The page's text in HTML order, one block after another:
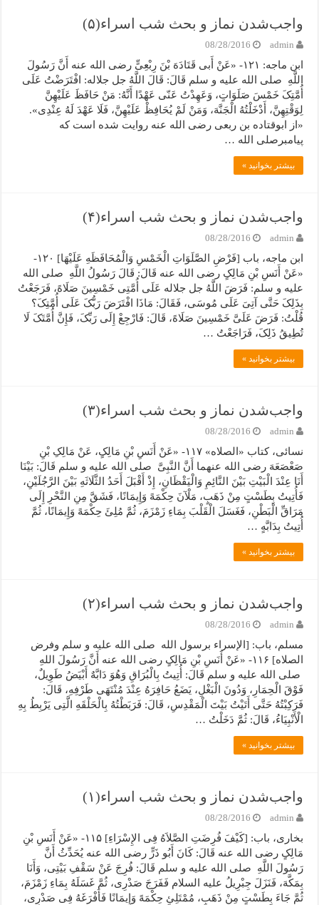
واجب‌شدن نماز و بحث شب اسراء(۵)
admin
08/28/2016
ابن ماجه: ۱۲۱- «عَنْ أَبی قَتَادَهَ بْنَ رِبْعِیٍّ رضی الله عنه أَنَّ رَسُولَ
اللَّهِ صلی الله علیه و سلم قَالَ: قَالَ اللَّهُ جل جلاله: افْتَرَضْتُ عَلَى
أُمَّتِکَ خَمْسَ صَلَوَاتٍ، وَعَهِدْتُ عَنّی عَهْدًا أَنَّهُ: مَنْ حَافَظَ عَلَیْهِنَّ
لِوَقْتِهِنَّ، أَدْخَلْتُهُ الْجَنَّهَ، وَمَنْ لَمْ یُحَافِظْ عَلَیْهِنَّ، فَلَا عَهْدَ لَهُ عِنْدِی».
«از ابوقتاده بن ربعی رضی الله عنه روایت شده است که
پیامبرصلی الله …
بیشتر بخوانید »
واجب‌شدن نماز و بحث شب اسراء(۴)
admin
08/28/2016
ابن ماجه، باب [فَرْضِ الصَّلَوَاتِ الْخَمْسِ وَالْمُحَافَظَهِ عَلَیْهَا] ۱۲۰-
«عَنْ أَنَسِ بْنِ مَالِکٍ رضی الله عنه قَالَ: قَالَ رَسُولُ اللَّهِ صلی الله
علیه و سلم: فَرَضَ اللَّهُ جل جلاله عَلَى أُمَّتِی خَمْسِینَ صَلَاهً، فَرَجَعْتُ
بِذَلِکَ حَتَّى آتِیَ عَلَى مُوسَى، فَقَالَ: مَاذَا افْتَرَضَ رَبُّکَ عَلَى أُمَّتِکَ؟
قُلْتُ: فَرَضَ عَلَیَّ خَمْسِینَ صَلَاهً، قَالَ: فَارْجِعْ إِلَى رَبِّکَ، فَإِنَّ أُمَّتَکَ لَا
تُطِیقُ ذَلِکَ، فَرَاجَعْتُ …
بیشتر بخوانید »
واجب‌شدن نماز و بحث شب اسراء(۳)
admin
08/28/2016
نسائی، کتاب «الصلاه» ۱۱۷- «عَنْ أَنَسِ بْنِ مَالِکٍ، عَنْ مَالِکِ بْنِ
صَعْصَعَهَ رضی الله عنهما أَنَّ النَّبِیَّ صلی الله علیه و سلم قَالَ: بَیْنَا
أَنَا عِنْدَ الْبَیْتِ بَیْنَ النَّائِمِ وَالْیَقْظَانِ، إِذْ أَقْبَلَ أَحَدُ الثَّلَاثَهِ بَیْنَ الرَّجُلَیْنِ،
فَأُتِیتُ بِطَسْتٍ مِنْ ذَهَبٍ، مَلْآنَ حِکْمَهً وَإِیمَانًا، فَشَقَّ مِنِ النَّحْرِ إِلَى
مَرَاقِّ الْبَطْنِ، فَغَسَلَ الْقَلْبَ بِمَاءِ زَمْزَمَ، ثُمَّ مُلِئَ حِکْمَهً وَإِیمَانًا، ثُمَّ
أُتِیتُ بِدَابَّهٍ …
بیشتر بخوانید »
واجب‌شدن نماز و بحث شب اسراء(۲)
admin
08/28/2016
مسلم، باب: [الإسراء برسول الله صلی الله علیه و سلم وفرض
الصلاه] ۱۱۶- «عَنْ أَنَسِ بْنِ مَالِکٍ رضی الله عنه أَنَّ رَسُولَ اللهِ
صلی الله علیه و سلم قَالَ: أُتِیتُ بِالْبُرَاقِ وَهُوَ دَابَّهٌ أَبْیَضُ طَوِیلٌ،
فَوْقَ الْحِمَارِ، وَدُونَ الْبَغْلِ، یَضَعُ حَافِرَهُ عِنْدَ مُنْتَهَى طَرْفِهِ، قَالَ:
فَرَکِبْتُهُ حَتَّى أَتَیْتُ بَیْتَ الْمَقْدِسِ، قَالَ: فَرَبَطْتُهُ بِالْحَلْقَهِ الَّتِی یَرْبِطُ بِهِ
الْأَنْبِیَاءُ، قَالَ: ثُمَّ دَخَلْتُ …
بیشتر بخوانید »
واجب‌شدن نماز و بحث شب اسراء(۱)
admin
08/28/2016
بخاری، باب: [کَیْفَ فُرِضَتِ الصَّلاَهُ فِی الإِسْرَاءِ] ۱۱۵- «عَنْ أَنَسِ بْنِ
مَالِکٍ رضی الله عنه قَالَ: کَانَ أَبُو ذَرٍّ رضی الله عنه یُحَدِّثُ أَنَّ
رَسُولَ اللَّهِ صلی الله علیه و سلم قَالَ: فُرِجَ عَنْ سَقْفِ بَیْتِی، وَأَنَا
بِمَکَّهَ، فَنَزَلَ جِبْرِیلُ علیه السلام فَفَرَجَ صَدْرِی، ثُمَّ غَسَلَهُ بِمَاءِ زَمْزَمَ،
ثُمَّ جَاءَ بِطَسْتٍ مِنْ ذَهَبٍ، مُمْتَلِئٍ حِکْمَهً وَإِیمَانًا فَأَفْرَغَهُ فِی صَدْرِی،